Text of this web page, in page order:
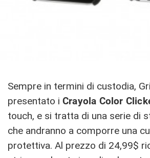
Sempre in termini di custodia,
presentato i Crayola Color
touch, e si tratta di una serie di
che andranno a comporre una
protettiva. Al prezzo di 24,99$